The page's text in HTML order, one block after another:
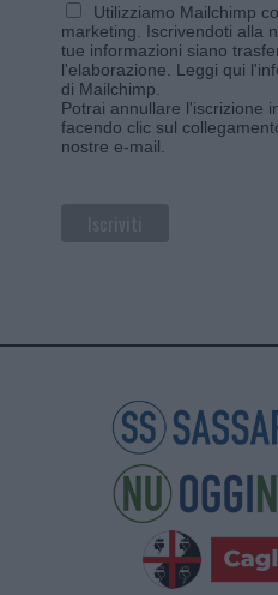
Utilizziamo Mailchimp
marketing. Iscrivendoti alla
tue informazioni siano
l'elaborazione. Leggi qui
di Mailchimp
Potrai annullare l'iscrizione
facendo clic sul
nostre e-mail.